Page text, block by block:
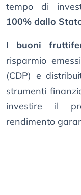
tempo di
100% dallo
I buoni
risparmio
(CDP) e
strumenti
investire il
rendimento